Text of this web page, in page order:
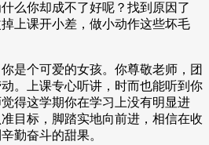
么你却成不了好呢？找到原因了
上课开小差，做小动作这些坏毛
个可爱的女孩。你尊敬老师，团
。上课专心听讲，时而也能听到你
得这学期你在学习上没有明显进
目标，脚踏实地向前进，相信在收
勤奋斗的甜果。